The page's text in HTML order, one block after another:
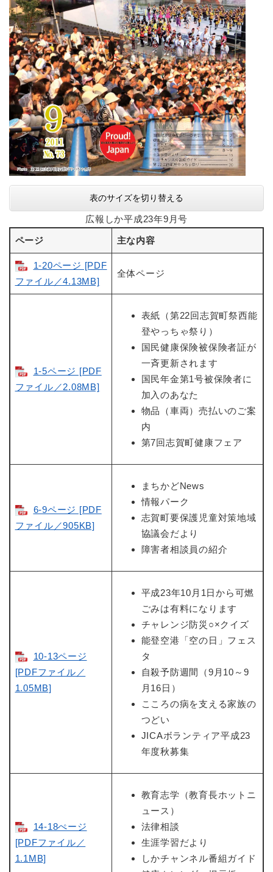
表のサイズを切り替える
広報しか平成23年9月号
ページ 主な内容
1-20ページ [PDF
ファイル／4.13MB]
全体ページ
1-5ページ [PDF
ファイル／2.08MB]
表紙（第22回志賀町祭西能
登やっちゃ祭り）
国民健康保険被保険者証が
一斉更新されます
国民年金第1号被保険者に
加入のあなた
物品（車両）売払いのご案
内
第7回志賀町健康フェア
6-9ページ [PDF
ファイル／905KB]
まちかどNews
情報パーク
志賀町要保護児童対策地域
協議会だより
障害者相談員の紹介
10-13ページ
[PDFファイル／
1.05MB]
平成23年10月1日から可燃
ごみは有料になります
チャレンジ防災○×クイズ
能登空港「空の日」フェス
タ
自殺予防週間（9月10～9
月16日）
こころの病を支える家族の
つどい
JICAボランティア平成23
年度秋募集
14-18ぺージ
[PDFファイル／
1.1MB]
教育志学（教育長ホットニ
ュース）
法律相談
生涯学習だより
しかチャンネル番組ガイド